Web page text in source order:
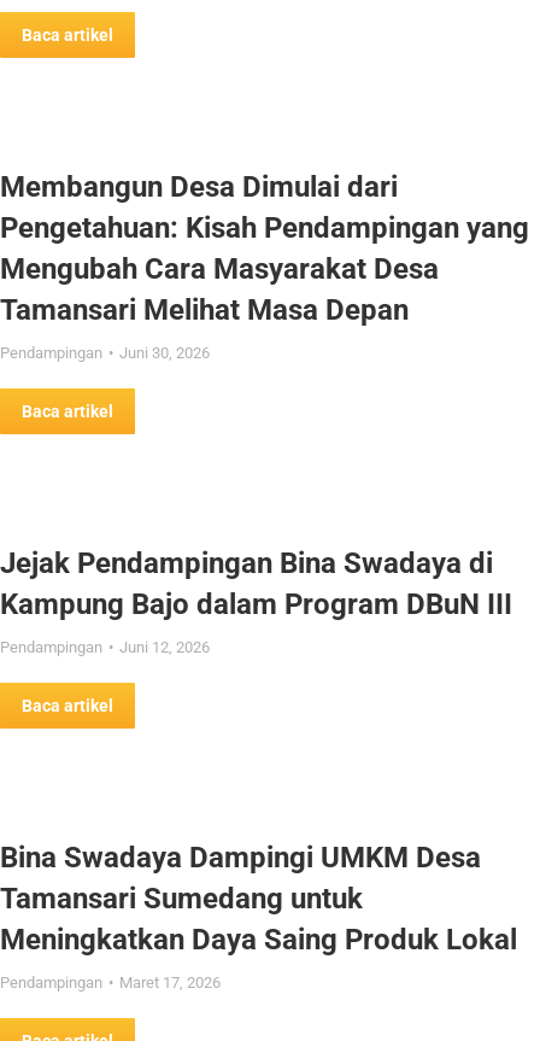
Baca artikel
Membangun Desa Dimulai dari
Pengetahuan: Kisah Pendampingan yang
Mengubah Cara Masyarakat Desa
Tamansari Melihat Masa Depan
Pendampingan Juni 30, 2026
Baca artikel
Jejak Pendampingan Bina Swadaya di
Kampung Bajo dalam Program DBuN III
Pendampingan Juni 12, 2026
Baca artikel
Bina Swadaya Dampingi UMKM Desa
Tamansari Sumedang untuk
Meningkatkan Daya Saing Produk Lokal
Pendampingan Maret 17, 2026